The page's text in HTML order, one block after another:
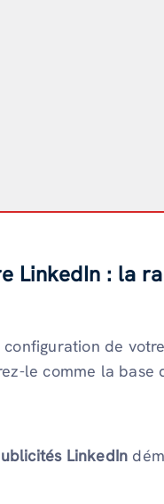
LinkedIn : la
de
le comme la base
LinkedIn